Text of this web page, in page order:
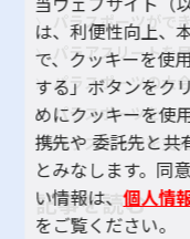
パラスポーツがで
パラアスリートを
パラスポーツの大
パラスポーツをみ
パラスポーツを支
記事を読む
は、利便性向上、
で、クッキーを使
する」ボタンをク
めにクッキーを使
携先や 委託先と共
とみなします。同
い情報は、個人情
をご覧ください。